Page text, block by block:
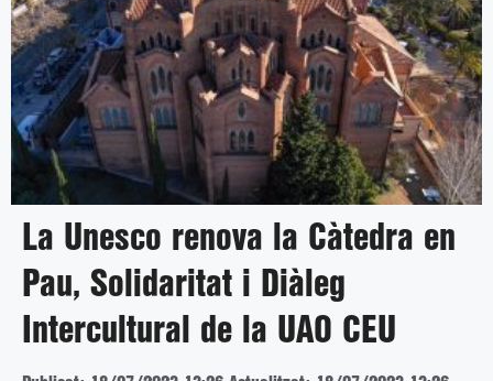
La Unesco renova la Càtedra en
Pau, Solidaritat i Diàleg
Intercultural de la UAO CEU